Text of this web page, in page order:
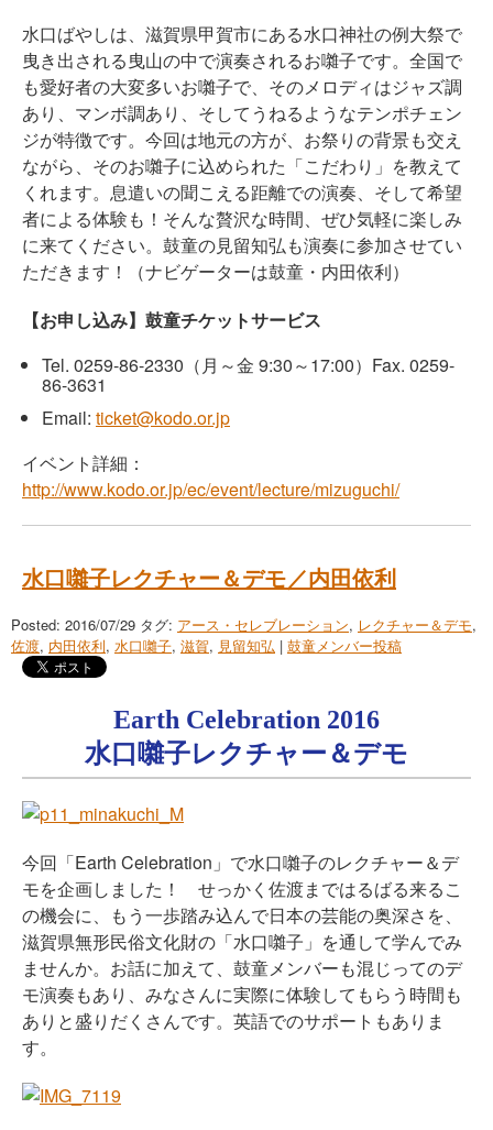
水口ばやしは、滋賀県甲賀市にある水口神社の例大祭で
曳き出される曳山の中で演奏されるお囃子です。全国で
も愛好者の大変多いお囃子で、そのメロディはジャズ調
あり、マンボ調あり、そしてうねるようなテンポチェン
ジが特徴です。今回は地元の方が、お祭りの背景も交え
ながら、そのお囃子に込められた「こだわり」を教えて
くれます。息遣いの聞こえる距離での演奏、そして希望
者による体験も！そんな贅沢な時間、ぜひ気軽に楽しみ
に来てください。鼓童の見留知弘も演奏に参加させてい
ただきます！（ナビゲーターは鼓童・内田依利）
【お申し込み】鼓童チケットサービス
Tel. 0259-86-2330 （月～金 9:30～17:00） Fax. 0259-
86-3631
Email: ticket@kodo.or.jp
イベント詳細：
http://www.kodo.or.jp/ec/event/lecture/mizuguchi/
水口囃子レクチャー＆デモ／内田依利
Posted: 2016/07/29 タグ: アース・セレブレーション, レクチャー＆デモ,
佐渡, 内田依利, 水口囃子, 滋賀, 見留知弘 | 鼓童メンバー投稿
Earth Celebration 2016
水口囃子レクチャー＆デモ
今回「Earth Celebration」で水口囃子のレクチャー＆デ
モを企画しました！ せっかく佐渡まではるばる来るこ
の機会に、もう一歩踏み込んで日本の芸能の奥深さを、
滋賀県無形民俗文化財の「水口囃子」を通して学んでみ
ませんか。お話に加えて、鼓童メンバーも混じってのデ
モ演奏もあり、みなさんに実際に体験してもらう時間も
ありと盛りだくさんです。英語でのサポートもありま
す。